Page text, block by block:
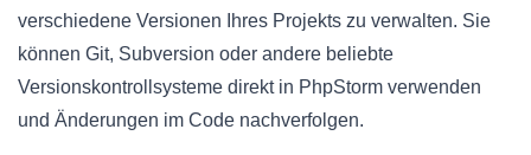
verschiedene Versionen Ihres Projekts zu verwalten. Sie
können Git, Subversion oder andere beliebte
Versionskontrollsysteme direkt in PhpStorm verwenden
und Änderungen im Code nachverfolgen.